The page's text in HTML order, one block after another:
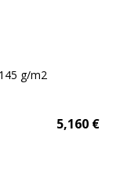
g/m2
5,160 €